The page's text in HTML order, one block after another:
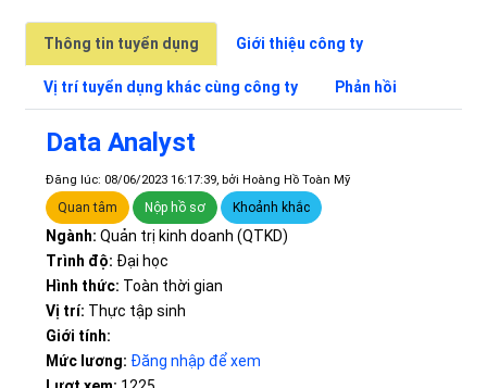
Thông tin tuyển dụng Giới thiệu công ty
Vị trí tuyển dụng khác cùng công ty Phản hồi
Data Analyst
Đăng lúc: 08/06/2023 16:17:39, bởi Hoàng Hồ Toàn Mỹ
Quan tâm Nộp hồ sơ Khoảnh khắc
Ngành: Quản trị kinh doanh (QTKD)
Trình độ: Đại học
Hình thức: Toàn thời gian
Vị trí: Thực tập sinh
Giới tính:
Mức lương: Đăng nhập để xem